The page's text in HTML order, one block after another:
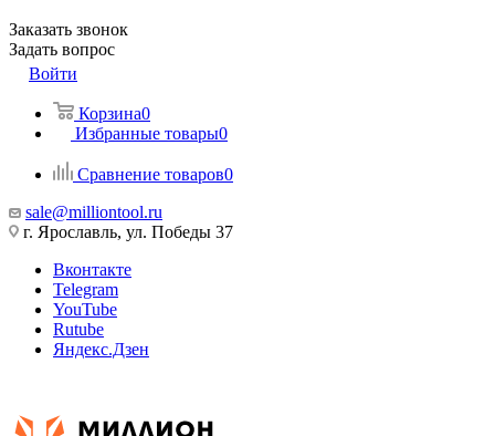
Заказать звонок
Задать вопрос
Войти
Корзина0
Избранные товары0
Сравнение товаров0
sale@milliontool.ru
г. Ярославль, ул. Победы 37
Вконтакте
Telegram
YouTube
Rutube
Яндекс.Дзен